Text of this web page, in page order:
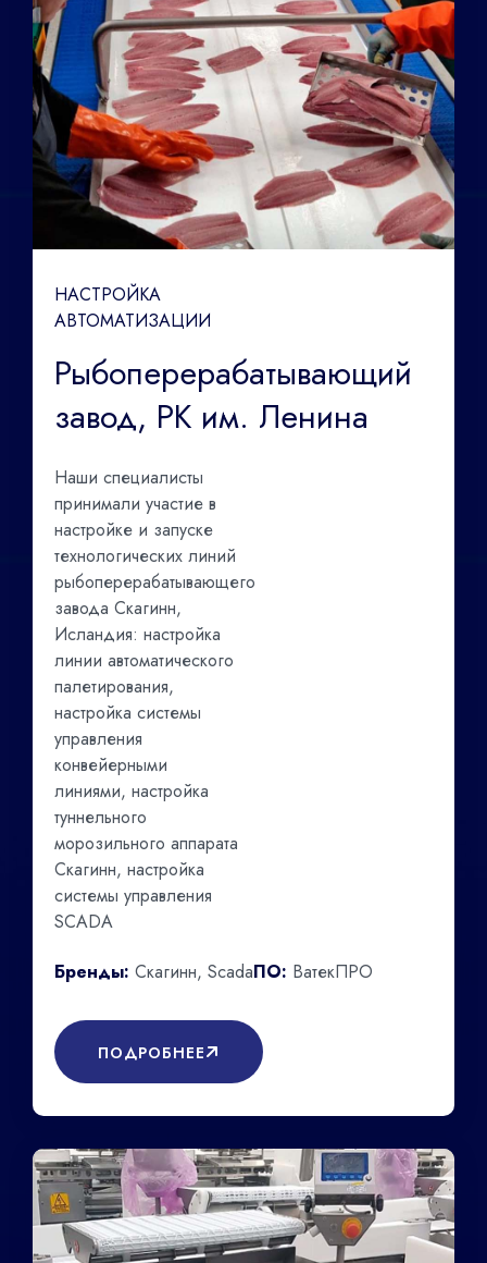
НАСТРОЙКА
АВТОМАТИЗАЦИИ
Рыбоперерабатывающий
завод, РК им. Ленина
Наши специалисты
принимали участие в
настройке и запуске
технологических линий
рыбоперерабатывающего
завода Скагинн,
Исландия: настройка
линии автоматического
палетирования,
настройка системы
управления
конвейерными
линиями, настройка
туннельного
морозильного аппарата
Скагинн, настройка
системы управления
SCADA
Бренды: Скагинн, ScadaПО: ВатекПРО
ПОДРОБНЕЕ